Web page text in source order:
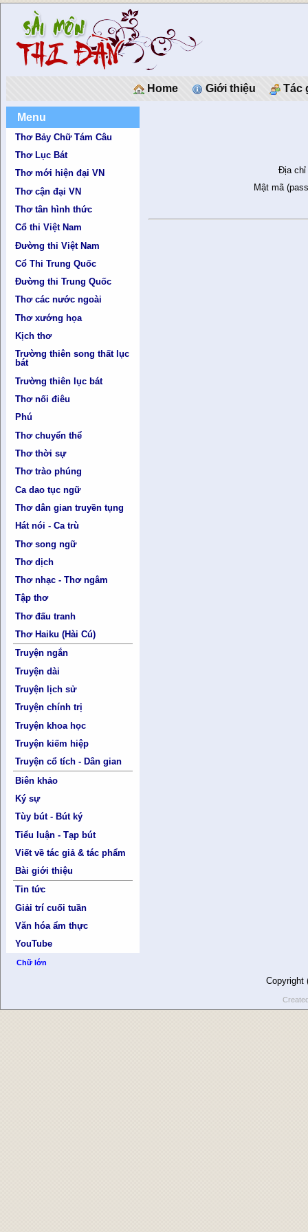
Home Giới thiệu Tác
Menu
Thơ Bảy Chữ Tám Câu
Thơ Lục Bát
Thơ mới hiện đại VN
Thơ cận đại VN
Thơ tân hình thức
Cổ thi Việt Nam
Đường thi Việt Nam
Cổ Thi Trung Quốc
Đường thi Trung Quốc
Thơ các nước ngoài
Thơ xướng họa
Kịch thơ
Trường thiên song thất lục
bát
Trường thiên lục bát
Thơ nối điêu
Phú
Thơ chuyển thể
Thơ thời sự
Thơ trào phúng
Ca dao tục ngữ
Thơ dân gian truyền tụng
Hát nói - Ca trù
Thơ song ngữ
Thơ dịch
Thơ nhạc - Thơ ngâm
Tập thơ
Thơ đấu tranh
Thơ Haiku (Hài Cú)
Truyện ngắn
Truyện dài
Truyện lịch sử
Truyện chính trị
Truyện khoa học
Truyện kiếm hiệp
Truyện cổ tích - Dân gian
Biên khảo
Ký sự
Tùy bút - Bút ký
Tiểu luận - Tạp bút
Viết về tác giả & tác phẩm
Bài giới thiệu
Tin tức
Giải trí cuối tuần
Văn hóa ẩm thực
YouTube
Chữ lớn
Địa chỉ
Mật mã
Copyright